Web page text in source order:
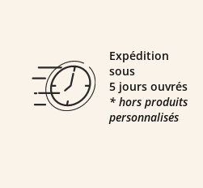
Expédition
sous
5 jours ouvrés
* hors produits
personnalisés